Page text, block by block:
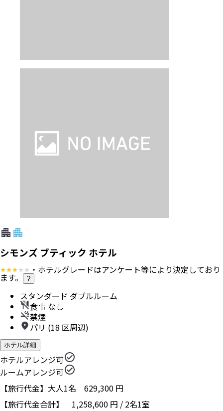
シモンズ ブティック ホテル
・ホテルグレードはアンケート等により決定しており
ます。 ?
スタンダード ダブルルーム
食事 なし
禁煙
パリ (18 区周辺)
ホテル詳細
ホテルアレンジ可
ルームアレンジ可
【旅行代金】大人1名 629,300 円
【旅行代金合計】 1,258,600 円 / 2名1室